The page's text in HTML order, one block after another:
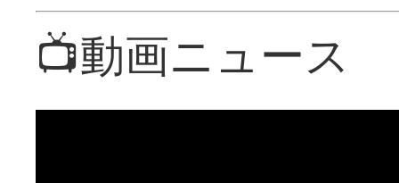
📺動画ニュース